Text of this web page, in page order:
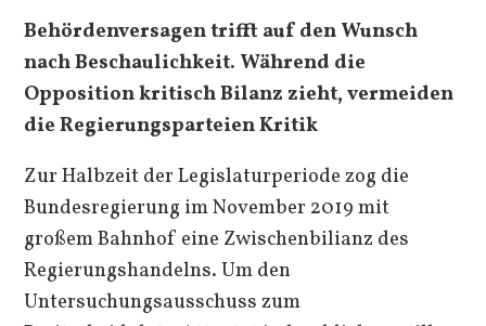
Behördenversagen trifft auf den Wunsch
nach Beschaulichkeit. Während die
Opposition kritisch Bilanz zieht, vermeiden
die Regierungsparteien Kritik
Zur Halbzeit der Legislaturperiode zog die
Bundesregierung im November 2019 mit
großem Bahnhof eine Zwischenbilianz des
Regierungshandelns. Um den
Untersuchungsausschuss zum